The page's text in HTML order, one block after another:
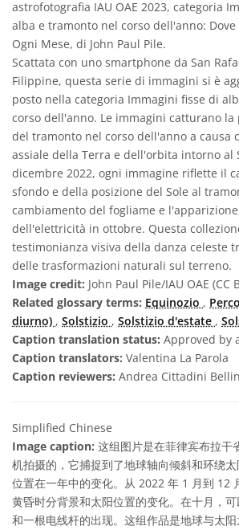
astrofotografia IAU OAE 2023, categoria
alba e tramonto nel corso dell'anno: Dove
Ogni Mese, di John Paul Pile.
Scattata con uno smartphone da San
Filippine, questa serie di immagini si è
posto nella categoria Immagini fisse di
corso dell'anno. Le immagini catturano la
del tramonto nel corso dell'anno a causa
assiale della Terra e dell'orbita intorno al
dicembre 2022, ogni immagine riflette il
sfondo e della posizione del Sole al
cambiamento del fogliame e
dell'elettricità in ottobre. Questa
testimonianza visiva della danza celeste
delle trasformazioni naturali sul terreno.
Image credit: John Paul Pile/IAU OAE (CC
Related glossary terms: Equinozio ,
diurno) , Solstizio , Solstizio d'estate ,
Caption translation status: Approved by
Caption translators: Valentina La Parola
Caption reviewers: Andrea Cittadini
Simplified Chinese
Image caption: 这组图片是在菲律宾布拉干
机拍摄的，它捕捉到了地球轴向倾斜和环绕
位置在一年中的变化。从 2022 年 1 月到 12
黄昏时分背景和太阳位置的变化。在十月，
和一根电线杆的出现。这组作品是地球与太